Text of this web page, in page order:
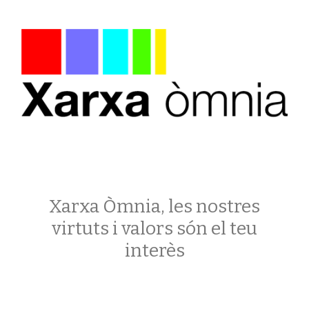
Xarxa Òmnia, les nostres
virtuts i valors són el teu
interès